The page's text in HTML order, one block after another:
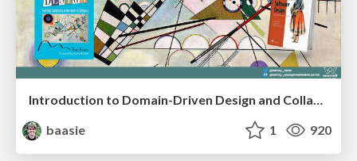
Introduction to Domain-Driven Design and Collaborative software design
baasie
1 920